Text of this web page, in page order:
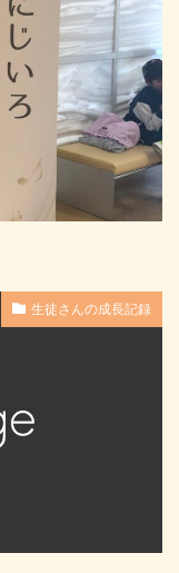
生徒さんの成長記録